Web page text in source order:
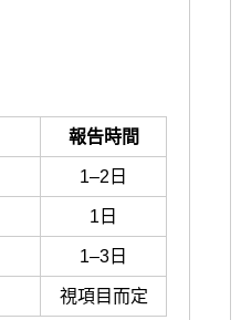
報告時間
1–2日
1日
1–3日
視項目而定